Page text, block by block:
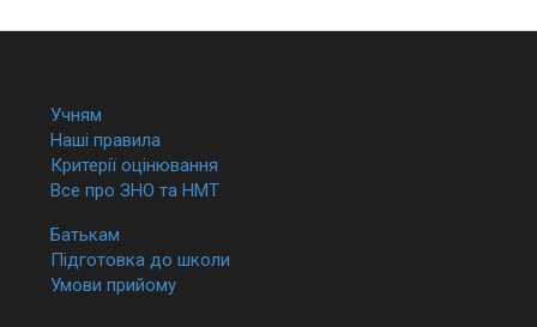
Учням
Наші правила
Критерії оцінювання
Все про ЗНО та НМТ
Батькам
Підготовка до школи
Умови прийому